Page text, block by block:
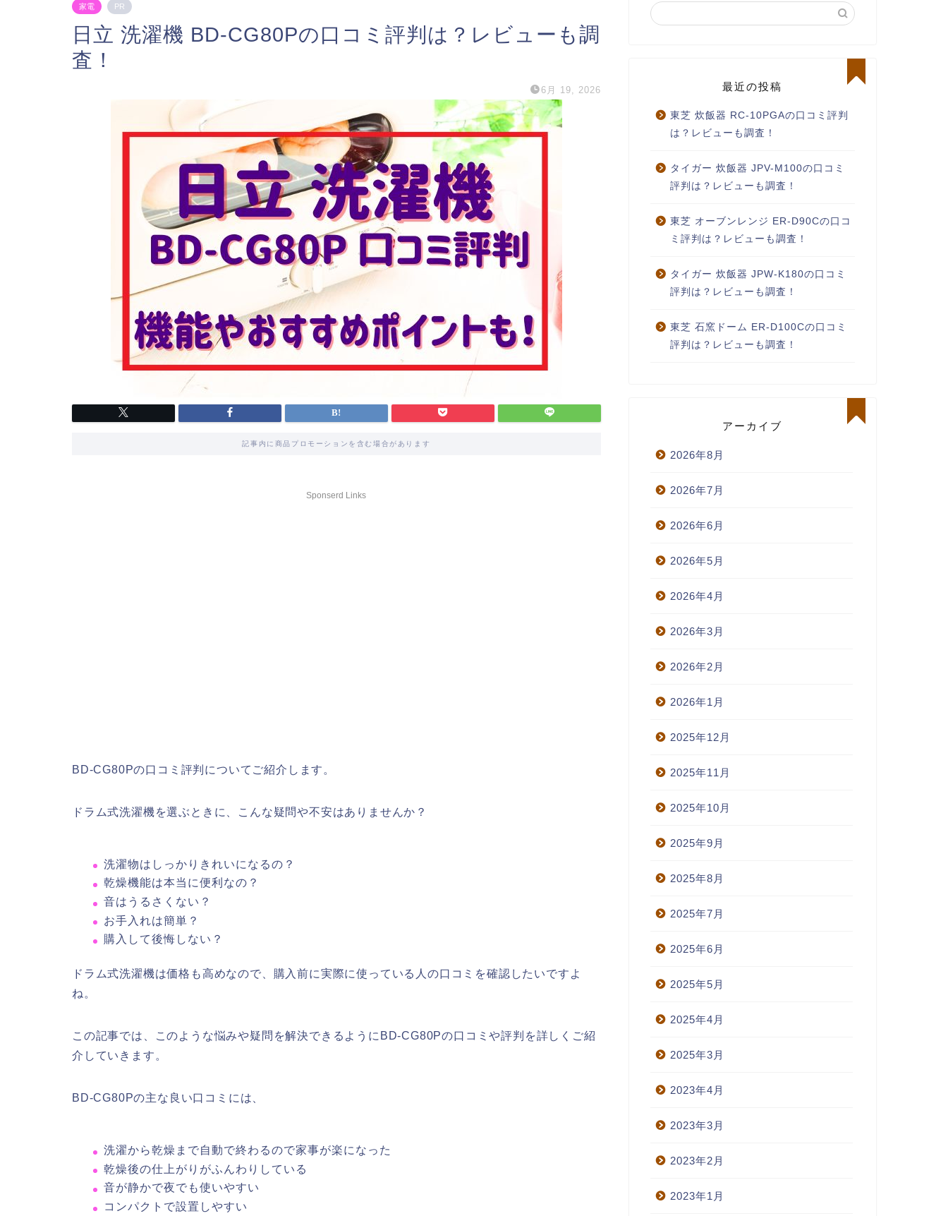
家電 PR
日立 洗濯機 BD-CG80Pの口コミ評判は？レビューも調
査！
6月 19, 2026
記事内に商品プロモーションを含む場合があります
Sponserd Links
BD-CG80Pの口コミ評判についてご紹介します。
ドラム式洗濯機を選ぶときに、こんな疑問や不安はありませんか？
洗濯物はしっかりきれいになるの？
乾燥機能は本当に便利なの？
音はうるさくない？
お手入れは簡単？
購入して後悔しない？
ドラム式洗濯機は価格も高めなので、購入前に実際に使っている人の口コミを確認したいですよ
ね。
この記事では、このような悩みや疑問を解決できるようにBD-CG80Pの口コミや評判を詳しくご紹
介していきます。
BD-CG80Pの主な良い口コミには、
洗濯から乾燥まで自動で終わるので家事が楽になった
乾燥後の仕上がりがふんわりしている
音が静かで夜でも使いやすい
コンパクトで設置しやすい
最近の投稿
東芝 炊飯器 RC-10PGAの口コミ評判
は？レビューも調査！
タイガー 炊飯器 JPV-M100の口コミ
評判は？レビューも調査！
東芝 オーブンレンジ ER-D90Cの口コ
ミ評判は？レビューも調査！
タイガー 炊飯器 JPW-K180の口コミ
評判は？レビューも調査！
東芝 石窯ドーム ER-D100Cの口コミ
評判は？レビューも調査！
アーカイブ
2026年8月
2026年7月
2026年6月
2026年5月
2026年4月
2026年3月
2026年2月
2026年1月
2025年12月
2025年11月
2025年10月
2025年9月
2025年8月
2025年7月
2025年6月
2025年5月
2025年4月
2025年3月
2023年4月
2023年3月
2023年2月
2023年1月